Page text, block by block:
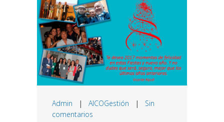
Admin | AICOGestión | Sin
comentarios